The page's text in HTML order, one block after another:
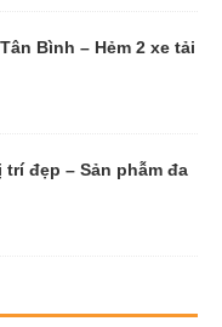
Bình – Hẻm 2 xe tải
trí đẹp – Sản phẫm đa